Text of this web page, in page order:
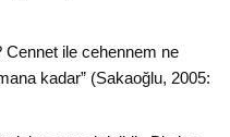
ile cehennem ne
kadar” (Sakaoğlu, 2005: